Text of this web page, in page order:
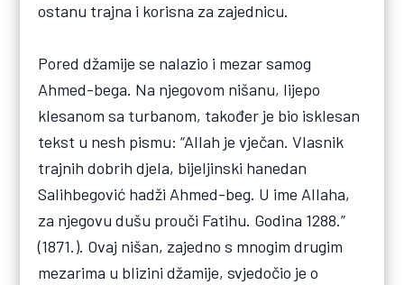
ostanu trajna i korisna za zajednicu.
Pored džamije se nalazio i mezar samog
Ahmed-bega. Na njegovom nišanu, lijepo
klesanom sa turbanom, također je bio isklesan
tekst u nesh pismu: “Allah je vječan. Vlasnik
trajnih dobrih djela, bijeljinski hanedan
Salihbegović hadži Ahmed-beg. U ime Allaha,
za njegovu dušu prouči Fatihu. Godina 1288.”
(1871.). Ovaj nišan, zajedno s mnogim drugim
mezarima u blizini džamije, svjedočio je o